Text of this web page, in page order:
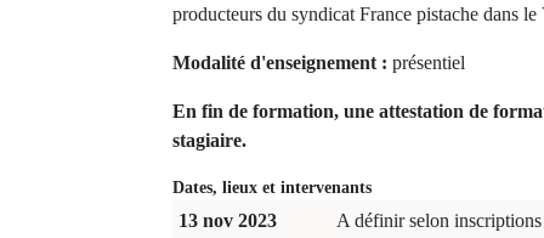
producteurs du syndicat France pistache dans le
Modalité d'enseignement : présentiel
En fin de formation, une attestation de
stagiaire.
Dates, lieux et intervenants
13 nov 2023
A définir selon inscriptions